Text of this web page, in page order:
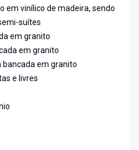
em vinílico de madeira, sendo
suítes
em granito
em granito
bancada em granito
e livres